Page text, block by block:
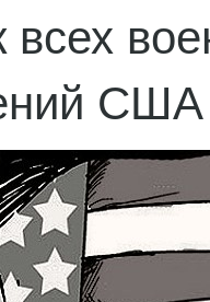
США